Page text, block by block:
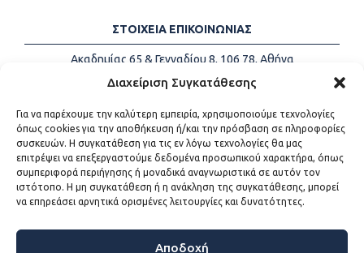
Διαχείριση Συγκατάθεσης
Για να παρέχουμε την καλύτερη εμπειρία, χρησιμοποιούμε τεχνολογίες
όπως cookies για την αποθήκευση ή/και την πρόσβαση σε πληροφορίες
συσκευών. Η συγκατάθεση για τις εν λόγω τεχνολογίες θα μας
επιτρέψει να επεξεργαστούμε δεδομένα προσωπικού χαρακτήρα, όπως
συμπεριφορά περιήγησης ή μοναδικά αναγνωριστικά σε αυτόν τον
ιστότοπο. Η μη συγκατάθεση ή η ανάκληση της συγκατάθεσης, μπορεί
να επηρεάσει αρνητικά ορισμένες λειτουργίες και δυνατότητες.
Αποδοχή
ΣΤΟΙΧΕΙΑ ΕΠΙΚΟΙΝΩΝΙΑΣ
Ακαδημίας 65 & Γενναδίου 8, 106 78, Αθήνα
Τηλέφωνα:
+30 213-2147500
Email:
info@kede.gr
ΧΡΗΣΙΜΟΙ ΣΥΝΔΕΣΜΟΙ
Η ΚΕΔΕ
Sitemap
Προσβασιμότητα